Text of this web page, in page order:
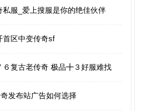
私服_爱上搜服是你的绝佳伙伴
首区中变传奇sf
６复古老传奇 极品╋３好服难找
发布站广告如何选择